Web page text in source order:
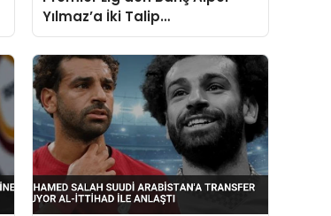
Yılmaz’a İki Talip
Galatasaray’ın Rekor Satışını
Zorlayabilir